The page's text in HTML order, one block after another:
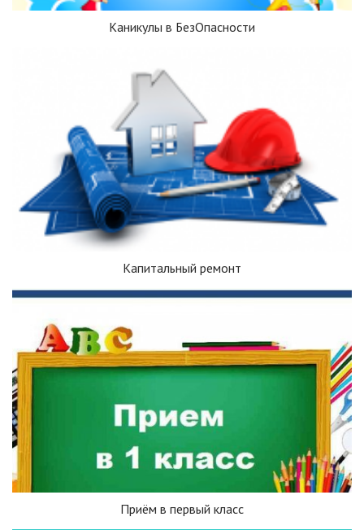
Каникулы в БезОпасности
Капитальный ремонт
Приём в первый класс